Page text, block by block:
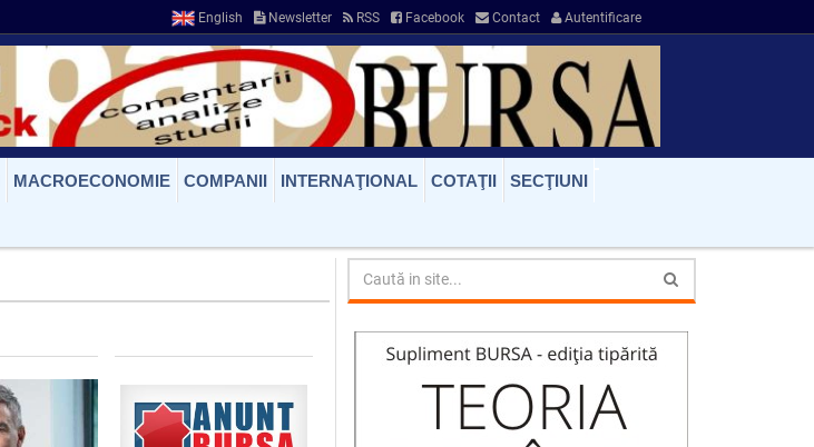
English Newsletter RSS Facebook Contact Autentificare
MACROECONOMIE COMPANII INTERNAŢIONAL COTAŢII SECŢIUNI